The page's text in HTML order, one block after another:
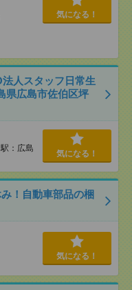
気になる！
人スタッフ日常生
広島市佐伯区坪
：広島
気になる！
！自動車部品の梱
気になる！